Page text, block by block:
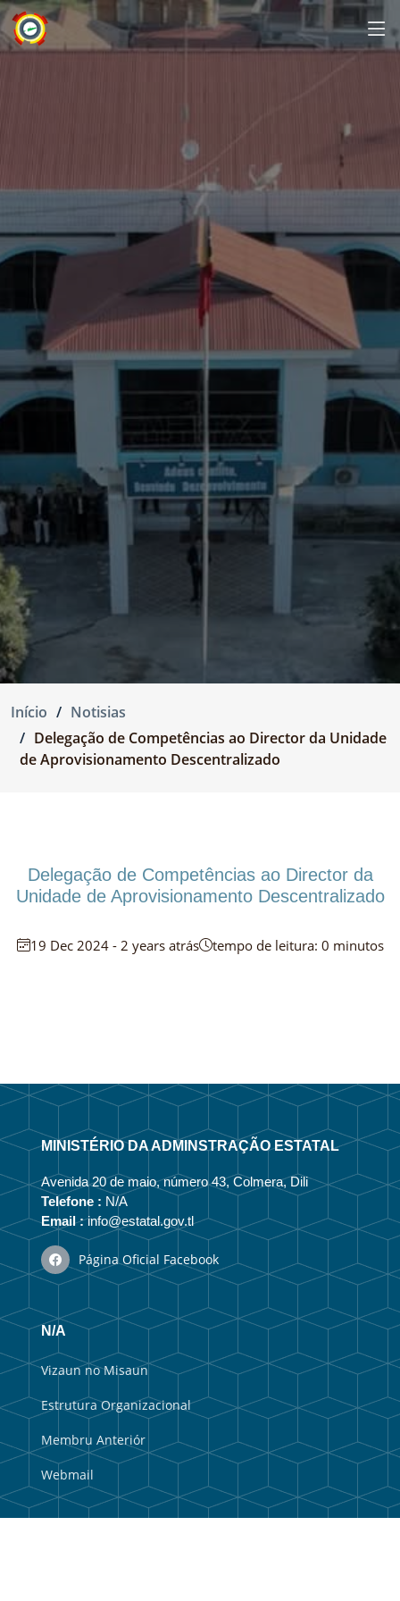
Início
Notisias
Delegação de Competências ao Director da Unidade
de Aprovisionamento Descentralizado
Delegação de Competências ao Director da
Unidade de Aprovisionamento Descentralizado
19 Dec 2024 - 2 years atrás tempo de leitura: 0 minutos
MINISTÉRIO DA ADMINSTRAÇÃO ESTATAL
Avenida 20 de maio, número 43, Colmera, Dili
Telefone : N/A
Email :info@estatal.gov.tl
Página Oficial Facebook
N/A
Vizaun no Misaun
Estrutura Organizacional
Membru Anteriór
Webmail